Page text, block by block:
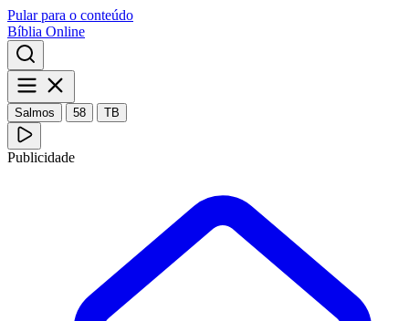
Pular para o conteúdo
Bíblia Online
Salmos 58 TB
Publicidade